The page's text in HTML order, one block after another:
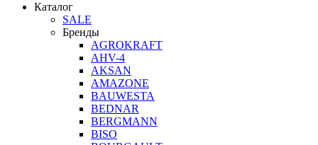
Каталог
SALE
Бренды
AGROKRAFT
AHV-4
AKSAN
AMAZONE
BAUWESTA
BEDNAR
BERGMANN
BISO